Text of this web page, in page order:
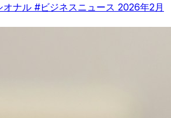
オナル #ビジネスニュース 2026年2月